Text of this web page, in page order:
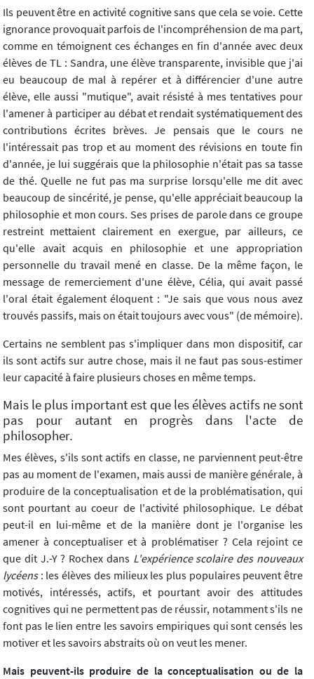
Ils peuvent être en activité cognitive sans que cela se voie. Cette
ignorance provoquait parfois de l'incompréhension de ma part,
comme en témoignent ces échanges en fin d'année avec deux
élèves de TL : Sandra, une élève transparente, invisible que j'ai
eu beaucoup de mal à repérer et à différencier d'une autre
élève, elle aussi "mutique", avait résisté à mes tentatives pour
l'amener à participer au débat et rendait systématiquement des
contributions écrites brèves. Je pensais que le cours ne
l'intéressait pas trop et au moment des révisions en toute fin
d'année, je lui suggérais que la philosophie n'était pas sa tasse
de thé. Quelle ne fut pas ma surprise lorsqu'elle me dit avec
beaucoup de sincérité, je pense, qu'elle appréciait beaucoup la
philosophie et mon cours. Ses prises de parole dans ce groupe
restreint mettaient clairement en exergue, par ailleurs, ce
qu'elle avait acquis en philosophie et une appropriation
personnelle du travail mené en classe. De la même façon, le
message de remerciement d'une élève, Célia, qui avait passé
l'oral était également éloquent : "Je sais que vous nous avez
trouvés passifs, mais on était toujours avec vous" (de mémoire).
Certains ne semblent pas s'impliquer dans mon dispositif, car
ils sont actifs sur autre chose, mais il ne faut pas sous-estimer
leur capacité à faire plusieurs choses en même temps.
Mais le plus important est que les élèves actifs ne sont
pas pour autant en progrès dans l'acte de
philosopher.
Mes élèves, s'ils sont actifs en classe, ne parviennent peut-être
pas au moment de l'examen, mais aussi de manière générale, à
produire de la conceptualisation et de la problématisation, qui
sont pourtant au coeur de l'activité philosophique. Le débat
peut-il en lui-même et de la manière dont je l'organise les
amener à conceptualiser et à problématiser ? Cela rejoint ce
que dit J.-Y ? Rochex dansL'expérience scolaire des nouveaux
lycéens : les élèves des milieux les plus populaires peuvent être
motivés, intéressés, actifs, et pourtant avoir des attitudes
cognitives qui ne permettent pas de réussir, notamment s'ils ne
font pas le lien entre les savoirs empiriques qui sont censés les
motiver et les savoirs abstraits où on veut les mener.
Mais peuvent-ils produire de la conceptualisation ou de la